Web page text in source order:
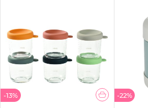
-13% -22%